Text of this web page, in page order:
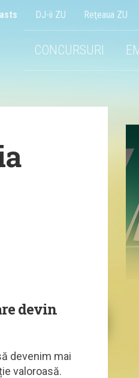
DJ-ii ZU Reţeaua ZU
CONCURSURI
devin
devenim mai
valoroasă.